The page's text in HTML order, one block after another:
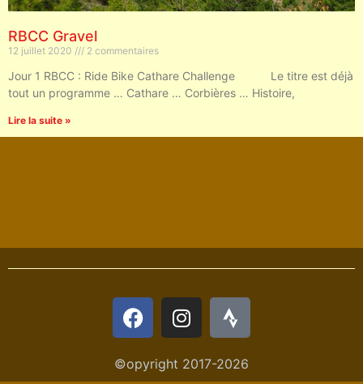
RBCC Gravel
12 juillet 2020 2 commentaires
Jour 1 RBCC : Ride Bike Cathare Challenge Le titre est déjà
tout un programme … Cathare … Corbières … Histoire,
Lire la suite »
©opyright 2017-2026